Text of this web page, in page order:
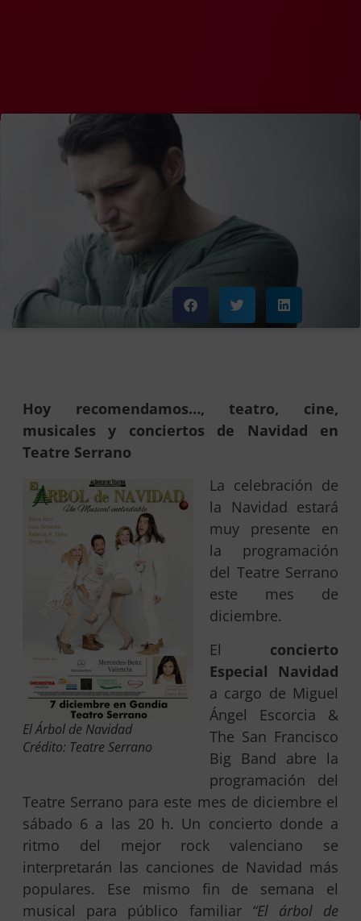
Hoy recomendamos…, teatro, cine,
musicales y conciertos de Navidad en
Teatre Serrano
El Árbol de Navidad
Crédito: Teatre Serrano
La celebración de
la Navidad estará
muy presente en
la programación
del Teatre Serrano
este mes de
diciembre.
El concierto
Especial Navidad
a cargo de Miguel
Ángel Escorcia &
The San Francisco
Big Band abre la
programación del
Teatre Serrano para este mes de diciembre el
sábado 6 a las 20 h. Un concierto donde a
ritmo del mejor rock valenciano se
interpretarán las canciones de Navidad más
populares. Ese mismo fin de semana el
musical para público familiar “El árbol de